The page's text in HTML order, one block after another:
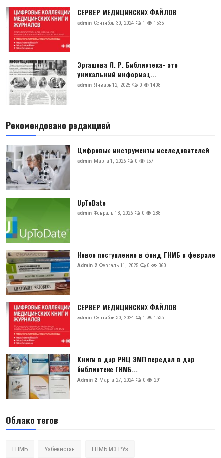
СЕРВЕР МЕДИЦИНСКИХ ФАЙЛОВ
admin Сентябрь 30, 2024 1 1535
Эргашева Л. Р. Библиотека- это
уникальный информац...
admin Январь 12, 2025 0 1408
Рекомендовано редакцией
Цифровые инструменты исследователей
admin Марта 1, 2026 0 257
UpToDate
admin Февраль 13, 2026 0 288
Новое поступление в фонд ГНМБ в феврале
Admin 2 Февраль 11, 2025 0 360
СЕРВЕР МЕДИЦИНСКИХ ФАЙЛОВ
admin Сентябрь 30, 2024 1 1535
Книги в дар РНЦ ЭМП передал в дар
библиотеке ГНМБ...
Admin 2 Марта 27, 2024 0 291
Облако тегов
ГНМБ Узбекистан ГНМБ МЗ РУз